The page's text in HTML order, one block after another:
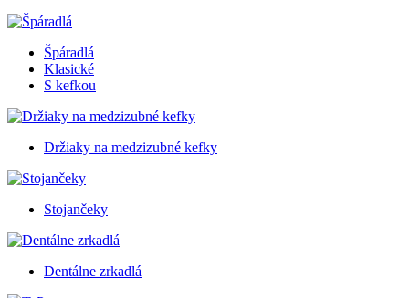
Špáradlá
Klasické
S kefkou
Držiaky na medzizubné kefky
Stojančeky
Dentálne zrkadlá